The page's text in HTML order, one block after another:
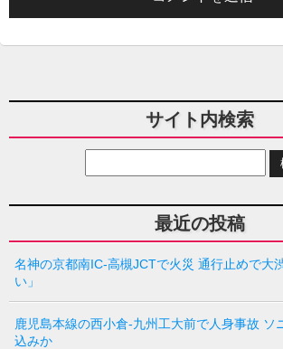
サイト内検索
最近の投稿
名神の京都南IC-高槻JCTで火災 通行止めで大
い」
鹿児島本線の西小倉-九州工大前で人身事故 ソ
込みか